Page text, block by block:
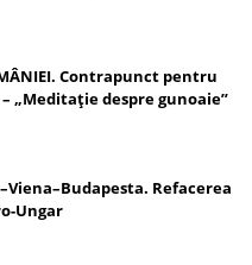
Contrapunct pentru
„Meditație despre gunoaie”
Refacerea
Ungar